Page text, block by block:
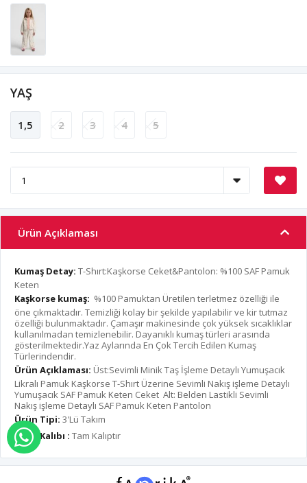
YAŞ
1,5 2 3 4 5
Ürün Açıklaması
Kumaş Detay: T-Shırt:Kaşkorse Ceket&Pantolon: %100 SAF Pamuk
Keten
Kaşkorse kumaş: %100 Pamuktan Üretilen terletmez özelliği ile
öne çıkmaktadır. Temizliği kolay bir şekilde yapılabilir ve kir tutmaz
özelliği bulunmaktadır. Çamaşır makinesinde çok yüksek sıcaklıklar
kullanılmadan temizlenebilir. Dayanıklı kumaş türleri arasında
gösterilmektedir.Yaz Aylarında En Çok Tercih Edilen Kumaş
Türlerindendir.
Ürün Açıklaması: Üst:Sevimli Minik Taş İşleme Detaylı Yumuşacık
Likralı Pamuk Kaşkorse T-Shırt Üzerine Sevimli Nakış işleme Detaylı
Yumuşacık SAF Pamuk Keten Ceket Alt: Belden Lastikli Sevimli
Nakış işleme Detaylı SAF Pamuk Keten Pantolon
Ürün Tipi: 3'Lü Takım
Ürün Kalıbı : Tam Kalıptır
WHATSAPP İLE SİPARİŞ VER